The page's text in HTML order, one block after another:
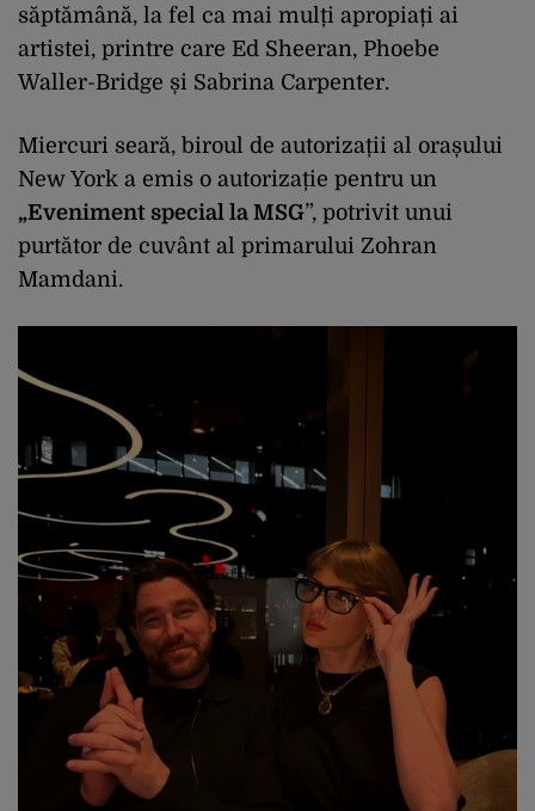
săptămână, la fel ca mai mulți apropiați ai
artistei, printre care Ed Sheeran, Phoebe
Waller-Bridge și Sabrina Carpenter.
Miercuri seară, biroul de autorizații al orașului
New York a emis o autorizație pentru un
„Eveniment special la MSG”, potrivit unui
purtător de cuvânt al primarului Zohran
Mamdani.